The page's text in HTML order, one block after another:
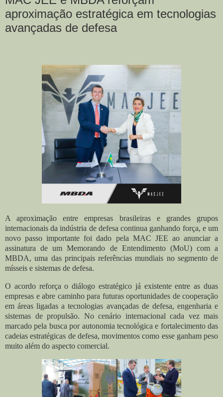
aproximação estratégica em tecnologias
avançadas de defesa
A aproximação entre empresas brasileiras e grandes grupos
internacionais da indústria de defesa continua ganhando força, e um
novo passo importante foi dado pela MAC JEE ao anunciar a
assinatura de um Memorando de Entendimento (MoU) com a
MBDA, uma das principais referências mundiais no segmento de
mísseis e sistemas de defesa.
O acordo reforça o diálogo estratégico já existente entre as duas
empresas e abre caminho para futuras oportunidades de cooperação
em áreas ligadas a tecnologias avançadas de defesa, engenharia e
sistemas de propulsão. No cenário internacional cada vez mais
marcado pela busca por autonomia tecnológica e fortalecimento das
cadeias estratégicas de defesa, movimentos como esse ganham peso
muito além do aspecto comercial.